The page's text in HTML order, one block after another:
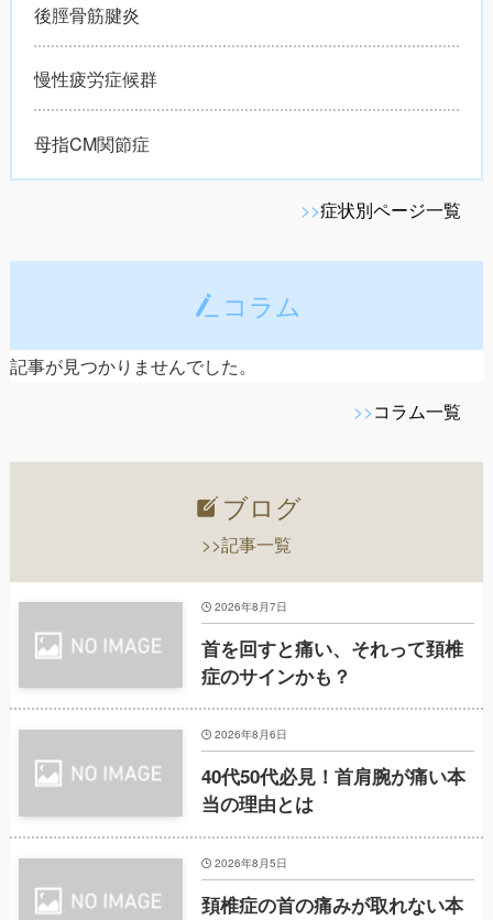
後脛骨筋腱炎
慢性疲労症候群
母指CM関節症
>>症状別ページ一覧
コラム
記事が見つかりませんでした。
>>コラム一覧
ブログ
>>記事一覧
首を回すと痛い、それって頚椎
症のサインかも？
2026年8月7日
40代50代必見！首肩腕が痛い本
当の理由とは
2026年8月6日
頚椎症の首の痛みが取れない本
2026年8月5日